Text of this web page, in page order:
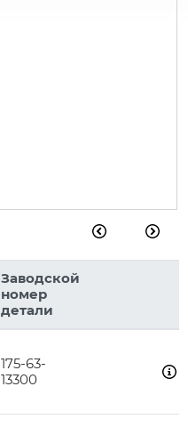
Заводской
номер
детали
175-63-
13300